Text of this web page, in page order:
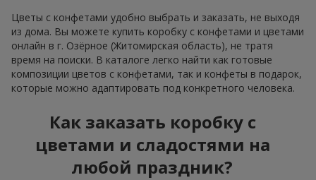
Цветы с конфетами удобно выбрать и заказать, не выходя
из дома. Вы можете купить коробку с конфетами и цветами
онлайн в г. Озёрное (Житомирская область), не тратя
время на поиски. В каталоге легко найти как готовые
композиции цветов с конфетами, так и конфеты в подарок,
которые можно адаптировать под конкретного человека.
Как заказать коробку с
цветами и сладостями на
любой праздник?